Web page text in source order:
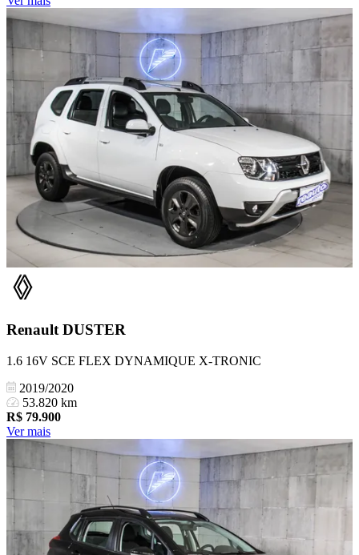
Renault DUSTER
1.6 16V SCE FLEX DYNAMIQUE X-TRONIC
2019/2020
53.820 km
R$ 79.900
Ver mais